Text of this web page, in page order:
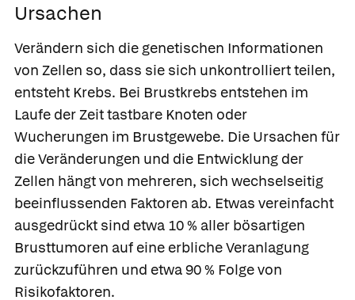
Ursachen
Verändern sich die genetischen Informationen
von Zellen so, dass sie sich unkontrolliert teilen,
entsteht Krebs. Bei Brustkrebs entstehen im
Laufe der Zeit tastbare Knoten oder
Wucherungen im Brustgewebe. Die Ursachen für
die Veränderungen und die Entwicklung der
Zellen hängt von mehreren, sich wechselseitig
beeinflussenden Faktoren ab. Etwas vereinfacht
ausgedrückt sind etwa 10 % aller bösartigen
Brusttumoren auf eine erbliche Veranlagung
zurückzuführen und etwa 90 % Folge von
Risikofaktoren.